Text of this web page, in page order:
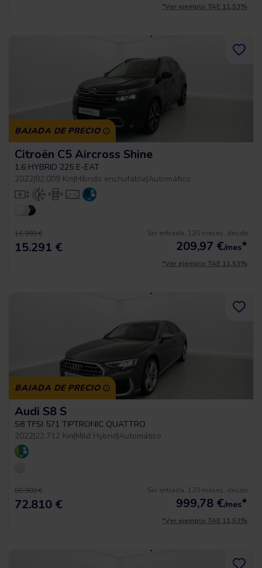
*Ver ejemplo TAE 11,53%
BAJADA DE PRECIO
Citroën C5 Aircross Shine
1.6 HYBRID 225 E-EAT
2022|82.009 Km|Híbrido enchufable|Automático
16.990 €
15.291 €
Sin entrada, 120 meses, desde
209,97 €/mes*
*Ver ejemplo TAE 11,53%
BAJADA DE PRECIO
Audi S8 S
S8 TFSI 571 TIPTRONIC QUATTRO
2022|22.712 Km|Mild Hybrid|Automático
80.900 €
72.810 €
Sin entrada, 120 meses, desde
999,78 €/mes*
*Ver ejemplo TAE 11,53%